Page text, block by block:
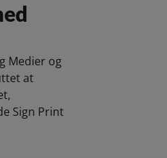
Medier og
at
Sign Print